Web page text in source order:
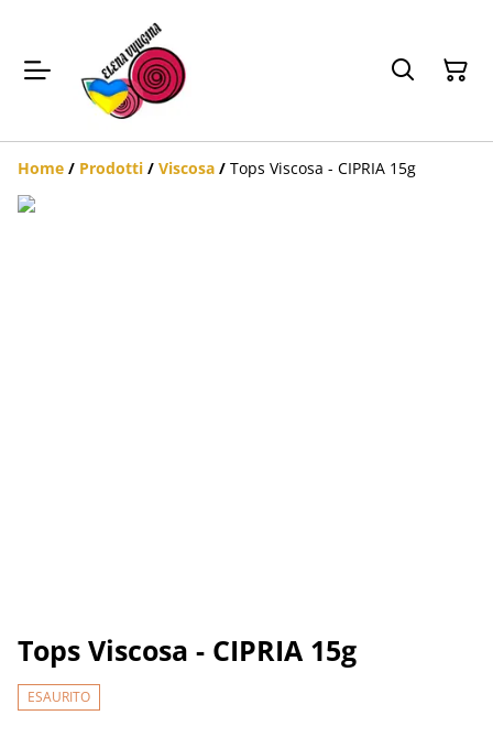
Home / Prodotti / Viscosa / Tops Viscosa - CIPRIA 15g
Tops Viscosa - CIPRIA 15g
ESAURITO